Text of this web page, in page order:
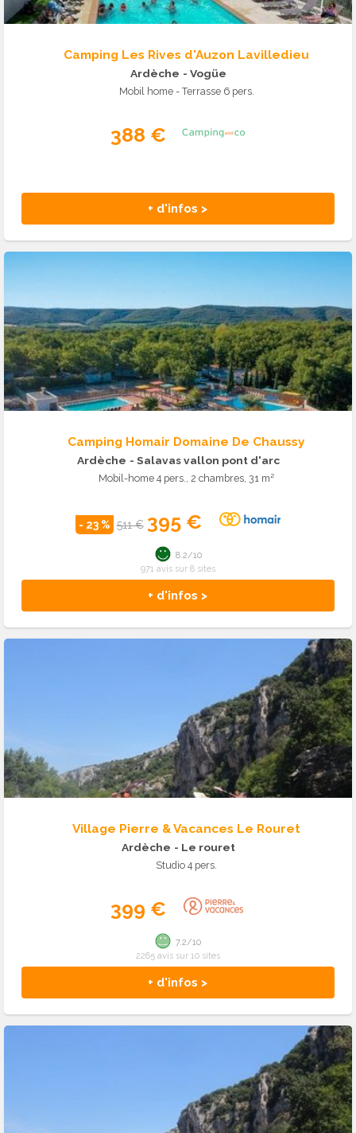
Camping Les Rives d'Auzon Lavilledieu
Ardèche - Vogüe
Mobil home - Terrasse 6 pers.
388 €
+ d'infos >
Camping Homair Domaine De Chaussy
Ardèche - Salavas vallon pont d'arc
Mobil-home 4 pers., 2 chambres, 31 m²
- 23 % 511 € 395 €
+ d'infos >
8.2/10
971 avis sur 8 sites
Village Pierre & Vacances Le Rouret
Ardèche - Le rouret
Studio 4 pers.
399 €
+ d'infos >
7.2/10
2265 avis sur 10 sites